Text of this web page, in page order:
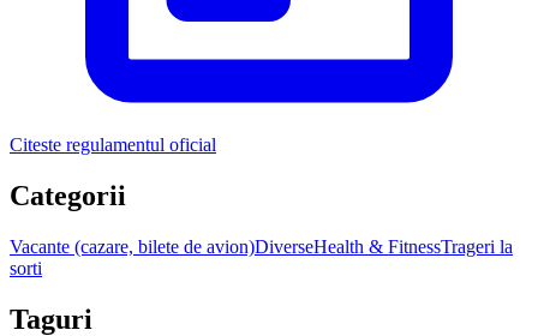
Citeste regulamentul oficial
Categorii
Vacante (cazare, bilete de avion)DiverseHealth & FitnessTrageri la
sorti
Taguri